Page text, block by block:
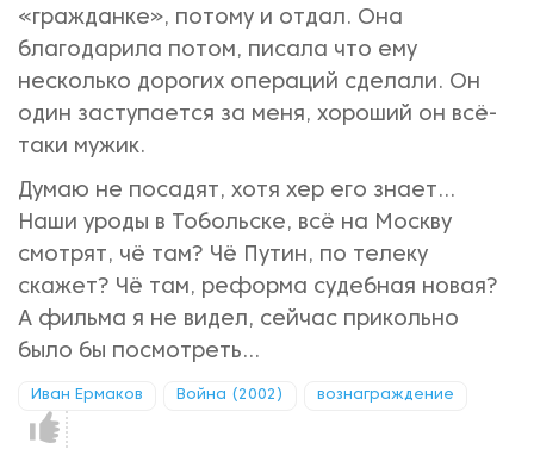
«гражданке», потому и отдал. Она
благодарила потом, писала что ему
несколько дорогих операций сделали. Он
один заступается за меня, хороший он всё-
таки мужик.
Думаю не посадят, хотя хер его знает...
Наши уроды в Тобольске, всё на Москву
смотрят, чё там? Чё Путин, по телеку
скажет? Чё там, реформа судебная новая?
А фильма я не видел, сейчас прикольно
было бы посмотреть...
Иван Ермаков Война (2002) вознаграждение
Нравится!